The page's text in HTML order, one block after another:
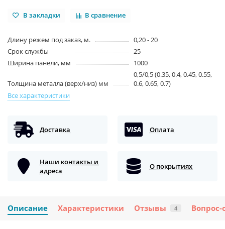
В закладки В сравнение
Длину режем под заказ, м.
0,20 - 20
Срок службы
25
Ширина панели, мм
1000
Толщина металла (верх/низ) мм
0,5/0,5 (0.35, 0.4, 0.45, 0.55,
0.6, 0.65, 0.7)
Все характеристики
Доставка Оплата
Наши контакты и
адреса
О покрытиях
Описание Характеристики Отзывы 4 Вопрос-